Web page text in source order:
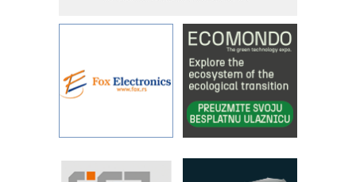
STAUFF – Komponente koje
povećavaju pouzdanost hidrauličkih
YAMADA pumpe – japanska
pouzdanost u transferu fluida
Filtration Group Industrial – Napredna
rešenja za filtraciju u hidrauličkim i
RILINEX kompanije Rittal